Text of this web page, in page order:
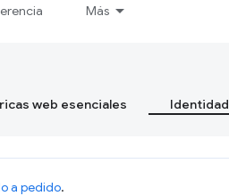
Más
web esenciales Identidad
a pedido.